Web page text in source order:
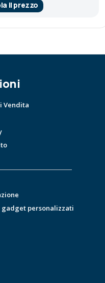
il prezzo
Vendita
personalizzati